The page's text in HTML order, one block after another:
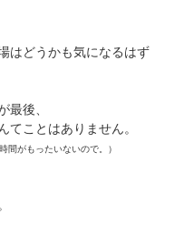
はどうかも気になるはず
最後、
てことはありません。
間がもったいないので。）